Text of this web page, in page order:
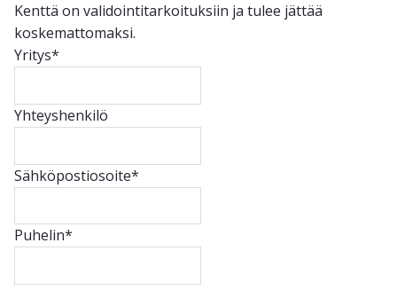
Kenttä on validointitarkoituksiin ja tulee jättää
koskemattomaksi.
Yritys*
Yhteyshenkilö
Sähköpostiosoite*
Puhelin*